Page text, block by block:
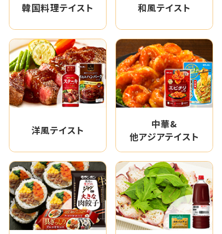
韓国料理テイスト 和風テイスト
洋風テイスト
中華&
他アジアテイスト